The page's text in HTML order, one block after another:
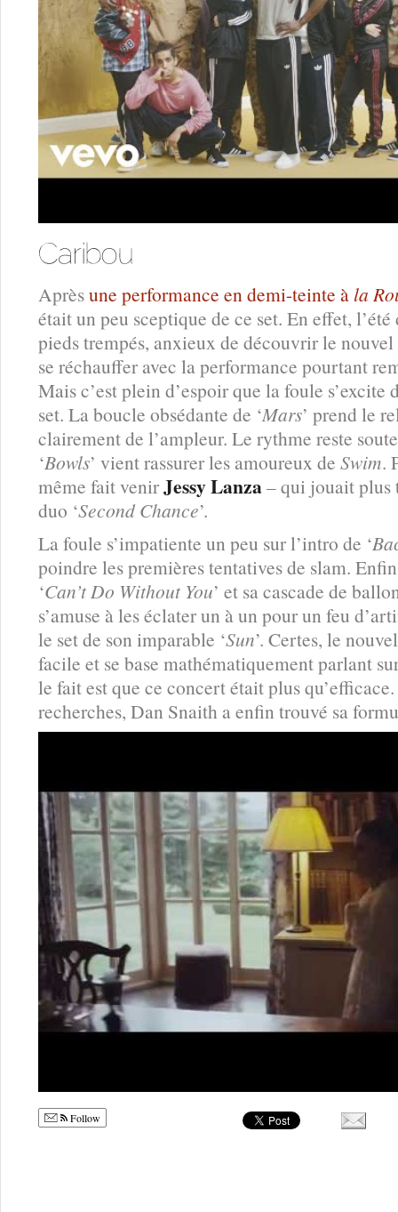
Aprèsune performance en demi-teinte à la
était un peu sceptique de ce set. En effet,
pieds trempés, anxieux de découvrir le
se réchauffer avec la performance pourtant
Mais c’est plein d’espoir que la foule s’excite
set. La boucle obsédante de ‘Mars’ prend le
clairement de l’ampleur. Le rythme reste
‘Bowls’ vient rassurer les amoureux de Swim.
même fait venirJessy Lanza– qui jouait plus
duo ‘Second Chance’.
La foule s’impatiente un peu sur l’intro de ‘
poindre les premières tentatives de slam.
‘Can’t Do Without You’ et sa cascade de
s’amuse à les éclater un à un pour un feu
le set de son imparable ‘Sun’. Certes, le
facile et se base mathématiquement parlant
le fait est que ce concert était plus
recherches, Dan Snaith a enfin trouvé sa
Follow